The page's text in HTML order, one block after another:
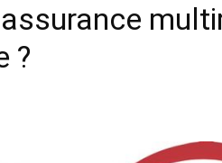
?